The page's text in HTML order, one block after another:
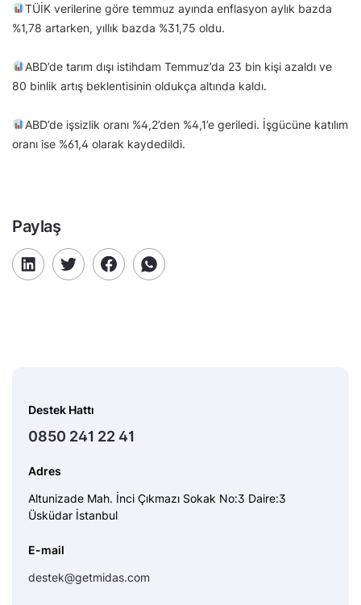
TÜİK verilerine göre temmuz ayında enflasyon aylık bazda
%1,78 artarken, yıllık bazda %31,75 oldu.
ABD’de tarım dışı istihdam Temmuz’da 23 bin kişi azaldı ve
80 binlik artış beklentisinin oldukça altında kaldı.
ABD’de işsizlik oranı %4,2’den %4,1’e geriledi. İşgücüne katılım
oranı ise %61,4 olarak kaydedildi.
Paylaş
Destek Hattı
0850 241 22 41
Adres
Altunizade Mah. İnci Çıkmazı Sokak No:3 Daire:3
Üsküdar İstanbul
E-mail
destek@getmidas.com